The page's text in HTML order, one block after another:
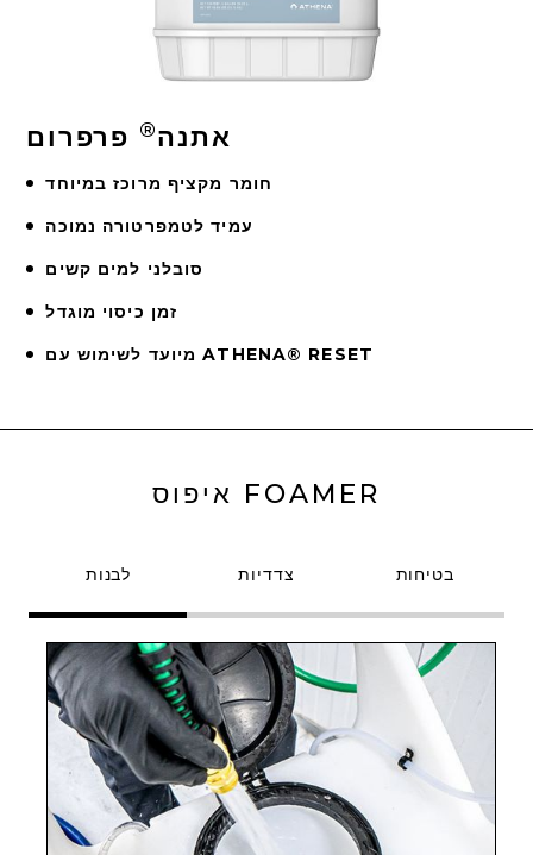
אתנה® פרפרום
חומר מקציף מרוכז במיוחד
עמיד לטמפרטורה נמוכה
סובלני למים קשים
זמן כיסוי מוגדל
מיועד לשימוש עם ATHENA® RESET
איפוס FOAMER
לבנות צדדיות בטיחות